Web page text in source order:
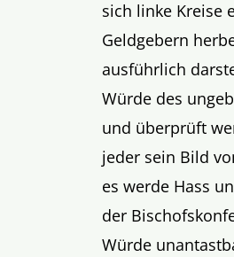
sich linke Kreise
Geldgebern
ausführlich
Würde des
und überprüft
jeder sein Bild
es werde Hass
der
Würde